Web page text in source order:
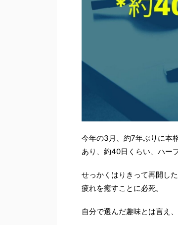
今年の3月、約7年ぶりに本
あり、約40日くらい、ハー
せっかくはりきって再開し
疲れを癒すことに必死。
自分で選んだ趣味とは言え